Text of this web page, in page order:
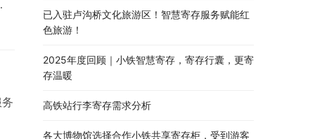
已入驻卢沟桥文化旅游区！智慧寄存服务赋能红
色旅游！
2025年度回顾｜小铁智慧寄存，寄存行囊，更寄
存温暖
高铁站行李寄存需求分析
各大博物馆选择合作小铁共享寄存柜，受到游客